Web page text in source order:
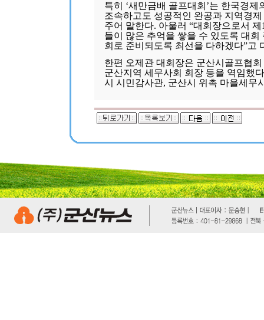
특히 ‘새만금배 골프대회’는 한국경
조속하고도 성공적인 완공과 지역경
주어 말한다. 아울러 “대회장으로서
들이 많은 추억을 쌓을 수 있도록 대
회로 준비되도록 최선을 다하겠다”고
한편 오제관 대회장은 군산시골프협
군산지역 세무사회 회장 등을 역임했
시 시민감사관, 군산시 위촉 마을세무